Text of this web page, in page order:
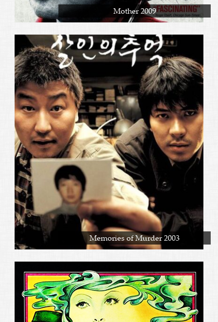
Mother 2009
Memories of Murder 2003